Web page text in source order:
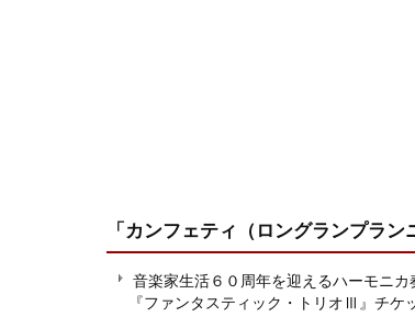
「カンフェティ（ロングランプラン
音楽家生活６０周年を迎えるハーモニ
『ファンタスティック・トリオⅢ』チケ